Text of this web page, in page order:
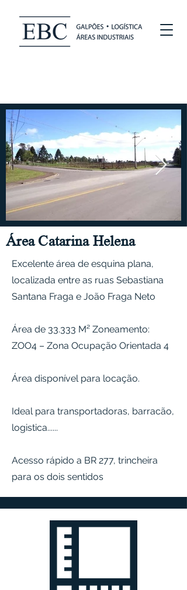
Área Catarina Helena
Excelente área de esquina plana,
localizada entre as ruas Sebastiana
Santana Fraga e João Fraga Neto
Área de 33.333 M² Zoneamento:
ZOO4 – Zona Ocupação Orientada 4
Área disponível para locação.
Ideal para transportadoras, barracão,
logistica......
Acesso rápido a BR 277, trincheira
para os dois sentidos